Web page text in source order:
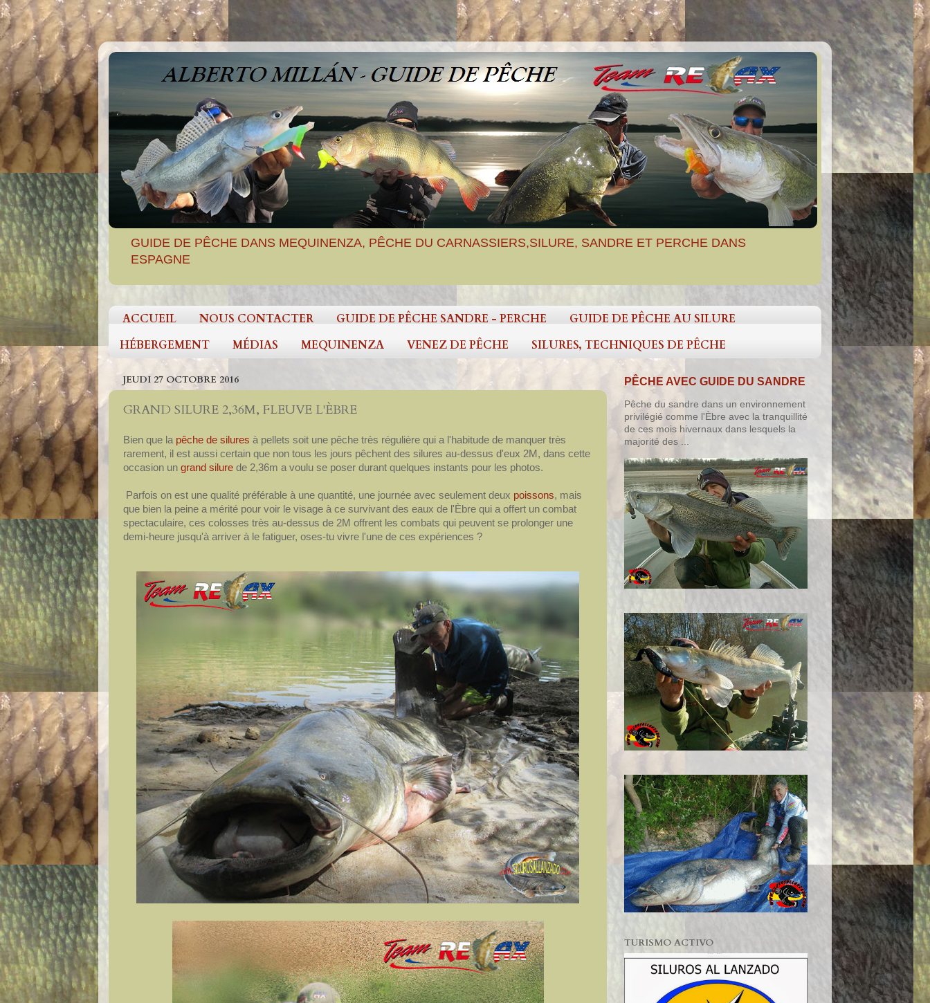
GUIDE DE PÊCHE DANS MEQUINENZA, PÊCHE DU CARNASSIERS,SILURE, SANDRE ET PERCHE DANS
ESPAGNE
ACCUEIL NOUS CONTACTER GUIDE DE PÊCHE SANDRE - PERCHE
GUIDE DE PÊCHE AU SILURE
HÉBERGEMENT
MÉDIAS MEQUINENZA VENEZ DE PÊCHE SILURES, TECHNIQUES DE PÊCHE
JEUDI 27 OCTOBRE 2016
GRAND SILURE 2,36M, FLEUVE L'ÈBRE
Bien que la pêche de silures à pellets soit une pêche très régulière qui a l'habitude de manquer très
rarement, il est aussi certain que non tous les jours pêchent des silures au-dessus d'eux 2M, dans cette
occasion un grand silure de 2,36m a voulu se poser durant quelques instants pour les photos.
Parfois on est une qualité préférable à une quantité, une journée avec seulement deux poissons, mais
que bien la peine a mérité pour voir le visage à ce survivant des eaux de l'Èbre qui a offert un combat
spectaculaire, ces colosses très au-dessus de 2M offrent les combats qui peuvent se prolonger une
demi-heure jusqu'à arriver à le fatiguer, oses-tu vivre l'une de ces expériences ?
PÊCHE AVEC GUIDE DU SANDRE
Pêche du sandre dans un environnement
privilégié comme l'Èbre avec la tranquillité
de ces mois hivernaux dans lesquels la
majorité des ...
TURISMO ACTIVO